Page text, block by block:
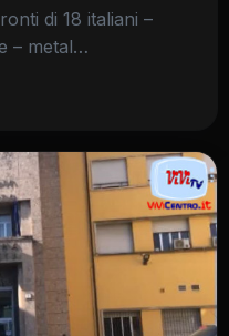
di 18 italiani –
– metal…